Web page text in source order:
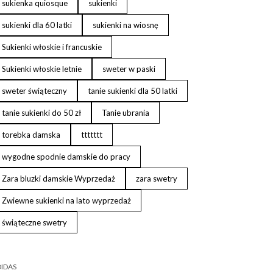
sukienka quiosque sukienki
sukienki dla 60 latki sukienki na wiosnę
Sukienki włoskie i francuskie
Sukienki włoskie letnie sweter w paski
sweter świąteczny tanie sukienki dla 50 latki
tanie sukienki do 50 zł Tanie ubrania
torebka damska ttttttt
wygodne spodnie damskie do pracy
Zara bluzki damskie Wyprzedaż zara swetry
Zwiewne sukienki na lato wyprzedaż
świąteczne swetry